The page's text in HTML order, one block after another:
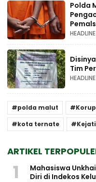
Polda
HEADLINE
Tim
HEADLINE
polda malut
kota ternate
ARTIKEL
1
Mahasiswa
Diri di Indekos